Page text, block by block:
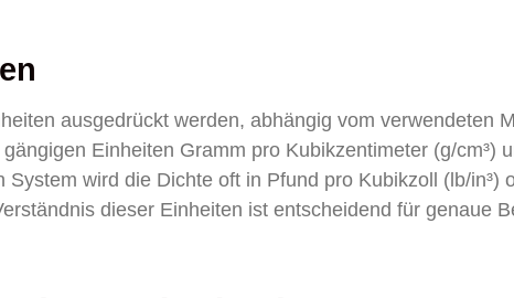
ausgedrückt werden, abhängig vom verwendeten
Einheiten Gramm pro Kubikzentimeter (g/cm³)
System wird die Dichte oft in Pfund pro Kubikzoll (lb/in³)
dieser Einheiten ist entscheidend für genaue